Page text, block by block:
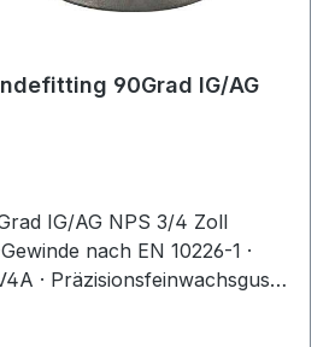
90Grad IG/AG
IG/AG NPS 3/4 Zoll
nach EN 10226-1 ·
· Präzisionsfeinwachsguss ·